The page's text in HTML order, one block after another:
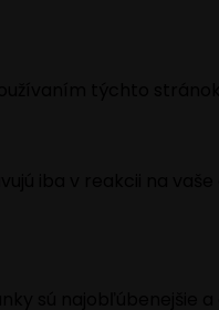
týchto stránok
iba v reakcii na
sú najobľúbenejšie